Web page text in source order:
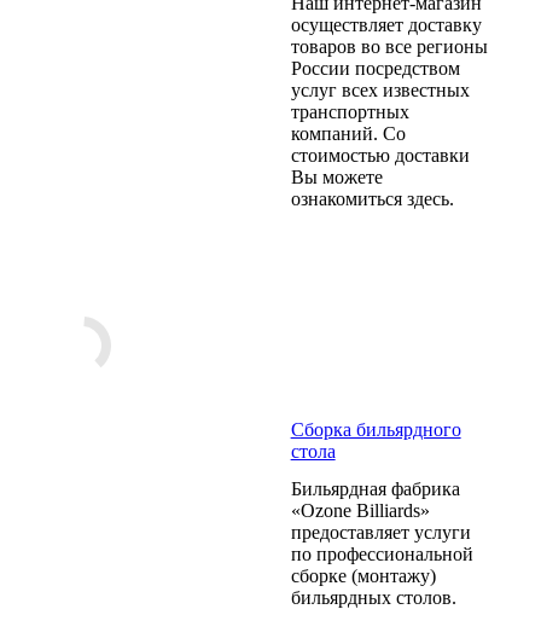
осуществляет доставку
товаров во все регионы
России посредством
услуг всех известных
транспортных
компаний. Со
стоимостью доставки
Вы можете
ознакомиться здесь.
Сборка бильярдного
стола
Бильярдная фабрика
«Ozone Billiards»
предоставляет услуги
по профессиональной
сборке (монтажу)
бильярдных столов.